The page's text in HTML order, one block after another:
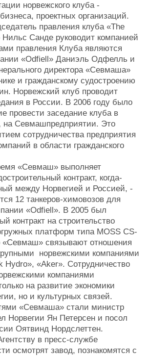
Изделия
Материалы
Услуги
Флот
Галерея флота
Отзывы
Все службы
норвежского клуба -
проектных организаций.
правления клуба «The
Нильс Санде руководит компанией
правления Клуба являются
«Odfiell» Даниэль Одфелль и
директора «Севмаша»
и гражданскому судостроению
Норвежский клуб проводит
в России. В 2006 году было
провести заседание клуба в
на Севмашпредприятии. Это
сотрудничества предприятия
в области гражданского
«Севмаш» выполняет
контракт, когда-
между Норвегией и Россией, -
12 танкеров-химовозов для
«Odfiell». В 2005 был
контракт на строительство
платформ типа MOSS CS-
«Севмаш» связывают отношения
норвежскими компаниями
Hydro», «Aker». Сотрудничество
компаниями
на развитие экономики
но и культурных связей.
«Севмаша» стали министр
Норвегии Ян Петерсен и посол
Оятвинд Нордслеттен.
в пресс-службе
осмотрят завод, познакомятся с